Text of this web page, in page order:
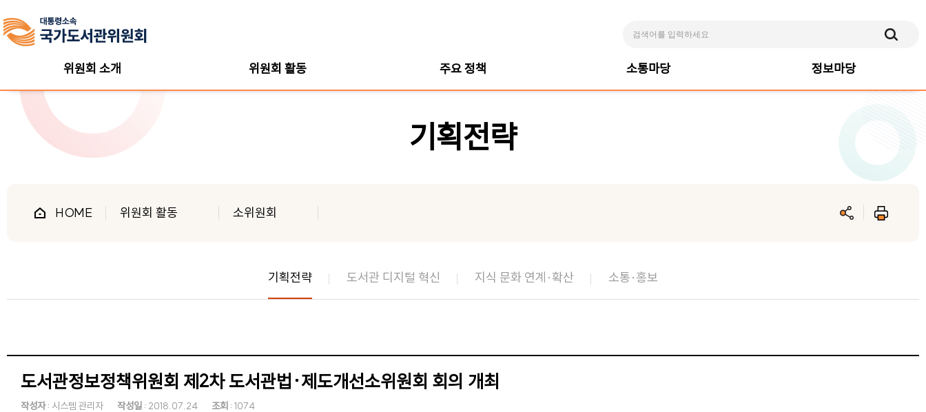
위원회 소개 위원회 활동 주요 정책 소통마당 정보마당
기획전략
HOME 위원회 활동 소위원회
기획전략 도서관 디지털 혁신 지식 문화 연계·확산 소통·홍보
도서관정보정책위원회 제2차 도서관법·제도개선소위원회 회의 개최
작성자: 시스템 관리자 작성일 : 2018.07.24 조회 : 1074